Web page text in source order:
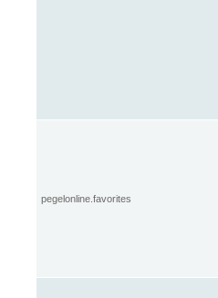
pegelonline.favorites